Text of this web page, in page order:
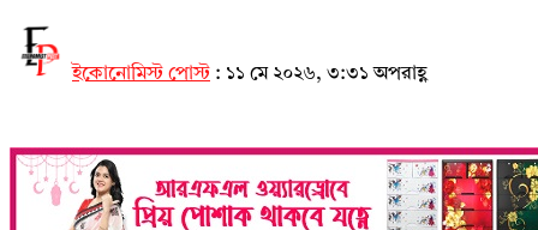
ইকোনোমিস্ট পোস্ট : ১১ মে ২০২৬, ৩:৩১ অপরাহ্ণ